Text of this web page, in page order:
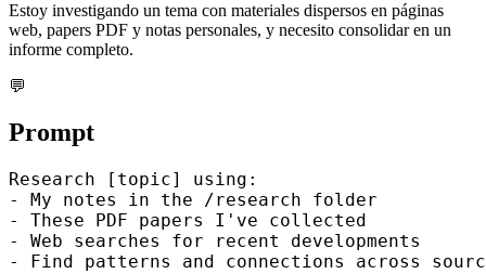
Estoy investigando un tema con materiales dispersos en páginas
web, papers PDF y notas personales, y necesito consolidar en un
informe completo.
💬
Prompt
Research [topic] using:
- My notes in the /research folder
- These PDF papers I've collected
- Web searches for recent developments
- Find patterns and connections across